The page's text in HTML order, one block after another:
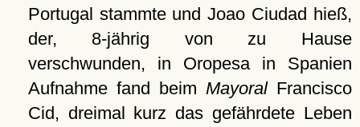
Portugal stammte und Joao Ciudad hieß,
der, 8-jährig von zu Hause
verschwunden, in Oropesa in Spanien
Aufnahme fand beim MayoralFrancisco
Cid, dreimal kurz das gefährdete Leben